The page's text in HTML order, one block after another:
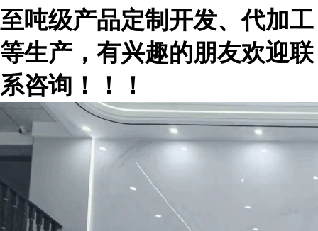
至吨级产品定制开发、代加工
等生产，有兴趣的朋友欢迎联
系咨询！！！